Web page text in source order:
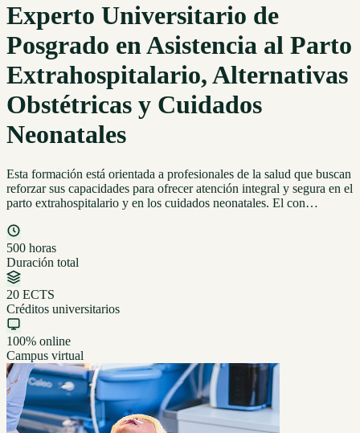
Experto Universitario de
Posgrado en Asistencia al Parto
Extrahospitalario, Alternativas
Obstétricas y Cuidados
Neonatales
Esta formación está orientada a profesionales de la salud que buscan
reforzar sus capacidades para ofrecer atención integral y segura en el
parto extrahospitalario y en los cuidados neonatales. El con…
500 horas
Duración total
20 ECTS
Créditos universitarios
100% online
Campus virtual